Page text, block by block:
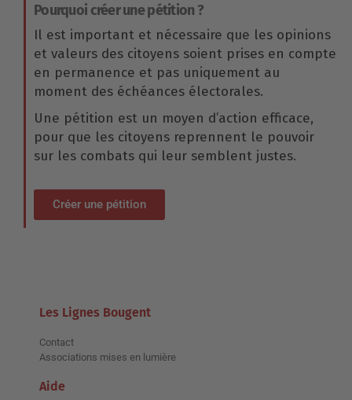
Pourquoi créer une pétition ?
Il est important et nécessaire que les opinions
et valeurs des citoyens soient prises en compte
en permanence et pas uniquement au
moment des échéances électorales.
Une pétition est un moyen d’action efficace,
pour que les citoyens reprennent le pouvoir
sur les combats qui leur semblent justes.
Créer une pétition
Les Lignes Bougent
Contact
Associations mises en lumière
Aide